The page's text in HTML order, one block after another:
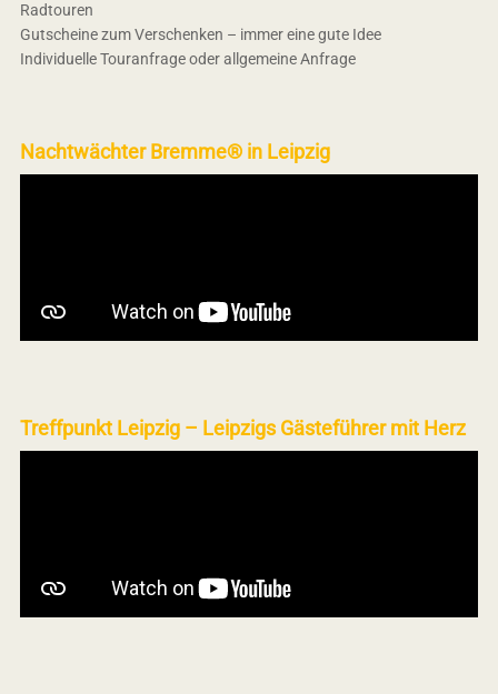
Radtouren
Gutscheine zum Verschenken – immer eine gute Idee
Individuelle Touranfrage oder allgemeine Anfrage
Nachtwächter Bremme® in Leipzig
Treffpunkt Leipzig – Leipzigs Gästeführer mit Herz